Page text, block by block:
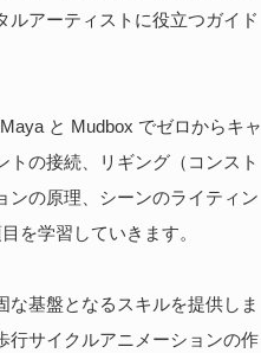
ルアーティストに役立つガイド
と Mudbox でゼロからキャ
の接続、リギング（コンスト
ンの原理、シーンのライティン
を学習していきます。
基盤となるスキルを提供しま
行サイクルアニメーションの作